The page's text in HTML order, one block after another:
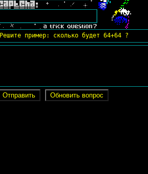
Решите пример: сколько будет 64+64 ?
Обновить вопрос
Отправить